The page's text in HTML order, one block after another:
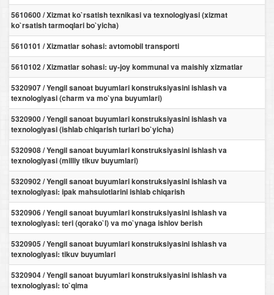
5610600 / Xizmat ko`rsatish texnikasi va texnologiyasi (xizmat
ko`rsatish tarmoqlari bo`yicha)
5610101 / Xizmatlar sohasi: avtomobil transporti
5610102 / Xizmatlar sohasi: uy-joy kommunal va maishiy xizmatlar
5320907 / Yengil sanoat buyumlari konstruksiyasini ishlash va
texnologiyasi (charm va mo`yna buyumlari)
5320900 / Yengil sanoat buyumlari konstruksiyasini ishlash va
texnologiyasi (ishlab chiqarish turlari bo`yicha)
5320908 / Yengil sanoat buyumlari konstruksiyasini ishlash va
texnologiyasi (milliy tikuv buyumlari)
5320902 / Yengil sanoat buyumlari konstruksiyasini ishlash va
texnologiyasi: ipak mahsulotlarini ishlab chiqarish
5320906 / Yengil sanoat buyumlari konstruksiyasini ishlash va
texnologiyasi: teri (qorako`l) va mo`ynaga ishlov berish
5320905 / Yengil sanoat buyumlari konstruksiyasini ishlash va
texnologiyasi: tikuv buyumlari
5320904 / Yengil sanoat buyumlari konstruksiyasini ishlash va
texnologiyasi: to`qima